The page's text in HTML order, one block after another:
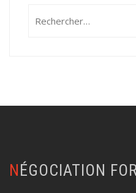
NÉGOCIATION